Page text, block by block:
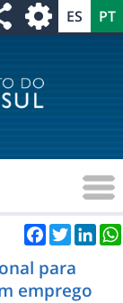
Facebook
Twitter
para
emprego